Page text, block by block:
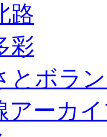
路
彩
とボラ
アーカ